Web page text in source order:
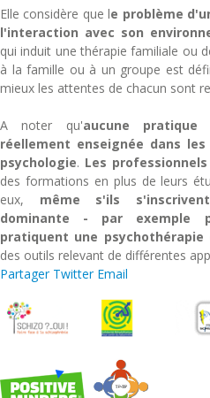
Elle considère que le problème
l'interaction avec son
qui induit une thérapie familiale ou
à la famille ou à un groupe est
mieux les attentes de chacun sont
A noter qu'aucune pratique
réellement enseignée dans
psychologie. Les professionnels
des formations en plus de leurs
eux, même s'ils
dominante - par exemple
pratiquent une
des outils relevant de différentes
Partager Twitter Email